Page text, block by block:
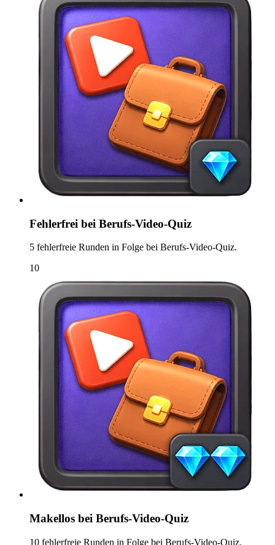
Fehlerfrei bei Berufs-Video-Quiz
5 fehlerfreie Runden in Folge bei Berufs-Video-Quiz.
10
Makellos bei Berufs-Video-Quiz
10 fehlerfreie Runden in Folge bei Berufs-Video-Quiz.